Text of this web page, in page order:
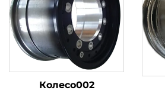
Колесо002